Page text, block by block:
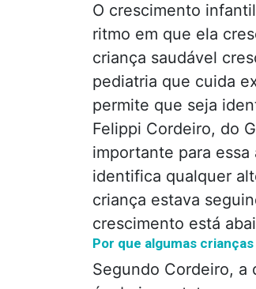
O crescimento
ritmo em que ela
criança saudável
pediatria que cuida
permite que seja
Felippi Cordeiro, do
importante para
identifica qualquer
criança estava
crescimento está
Por que algumas
Segundo Cordeiro, a